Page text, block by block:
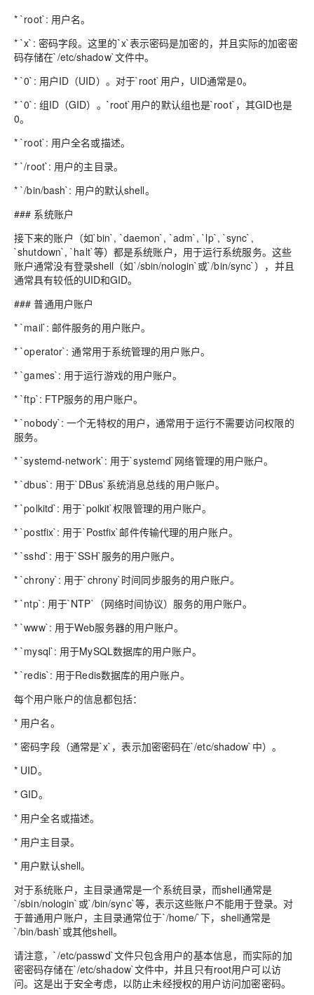
* `root`: 用户名。
* `x`: 密码字段。这里的`x`表示密码是加密的，并且实际的加密密
码存储在`/etc/shadow`文件中。
* `0`: 用户ID（UID）。对于`root`用户，UID通常是0。
* `0`: 组ID（GID）。`root`用户的默认组也是`root`，其GID也是
0。
* `root`: 用户全名或描述。
* `/root`: 用户的主目录。
* `/bin/bash`: 用户的默认shell。
### 系统账户
接下来的账户（如`bin`, `daemon`, `adm`, `lp`, `sync`,
`shutdown`, `halt`等）都是系统账户，用于运行系统服务。这些
账户通常没有登录shell（如`/sbin/nologin`或`/bin/sync`），并且
通常具有较低的UID和GID。
### 普通用户账户
* `mail`: 邮件服务的用户账户。
* `operator`: 通常用于系统管理的用户账户。
* `games`: 用于运行游戏的用户账户。
* `ftp`: FTP服务的用户账户。
* `nobody`: 一个无特权的用户，通常用于运行不需要访问权限的
服务。
* `systemd-network`: 用于`systemd`网络管理的用户账户。
* `dbus`: 用于`DBus`系统消息总线的用户账户。
* `polkitd`: 用于`polkit`权限管理的用户账户。
* `postfix`: 用于`Postfix`邮件传输代理的用户账户。
* `sshd`: 用于`SSH`服务的用户账户。
* `chrony`: 用于`chrony`时间同步服务的用户账户。
* `ntp`: 用于`NTP`（网络时间协议）服务的用户账户。
* `www`: 用于Web服务器的用户账户。
* `mysql`: 用于MySQL数据库的用户账户。
* `redis`: 用于Redis数据库的用户账户。
每个用户账户的信息都包括：
* 用户名。
* 密码字段（通常是`x`，表示加密密码在`/etc/shadow`中）。
* UID。
* GID。
* 用户全名或描述。
* 用户主目录。
* 用户默认shell。
对于系统账户，主目录通常是一个系统目录，而shell通常是
`/sbin/nologin`或`/bin/sync`等，表示这些账户不能用于登录。对
于普通用户账户，主目录通常位于`/home/`下，shell通常是
`/bin/bash`或其他shell。
请注意，`/etc/passwd`文件只包含用户的基本信息，而实际的加
密密码存储在`/etc/shadow`文件中，并且只有root用户可以访
问。这是出于安全考虑，以防止未经授权的用户访问加密密码。